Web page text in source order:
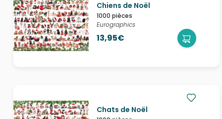
Chiens de Noël
1000 pièces
Eurographics
13,95€
Chats de Noël